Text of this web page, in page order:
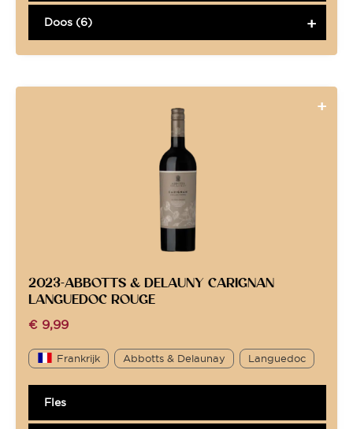
Doos (6)
2023-ABBOTTS & DELAUNY CARIGNAN
LANGUEDOC ROUGE
€ 9,99
Frankrijk Abbotts & Delaunay Languedoc
Fles